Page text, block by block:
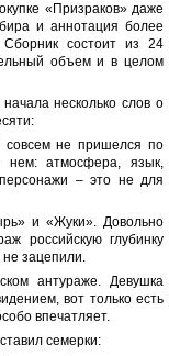
«Призраков» даже
и аннотация более
состоит из 24
объем и в целом
несколько слов о
совсем не пришелся по
нем: атмосфера, язык,
– это не для
и «Жуки». Довольно
российскую глубинку
зацепили.
антураже. Девушка
вот только есть
впечатляет.
семерки: